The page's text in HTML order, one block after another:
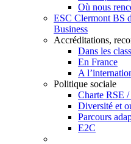
Où nous
ESC Clermont BS
Business
Accréditations,
Dans les
En France
A
Politique sociale
Charte RSE
Diversité et
Parcours
E2C